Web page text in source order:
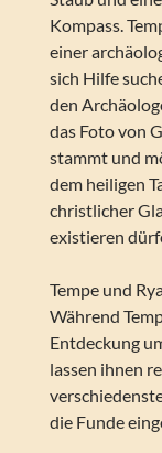
Kompass.
einer
sich Hilfe
den
das Foto von
stammt und
dem heiligen
christlicher
existieren
Tempe und
Während
Entdeckung
lassen ihnen
die Funde